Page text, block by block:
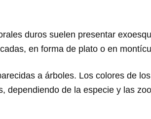
duros suelen presentar
en forma de plato o en
a árboles. Los colores de
dependiendo de la especie y las